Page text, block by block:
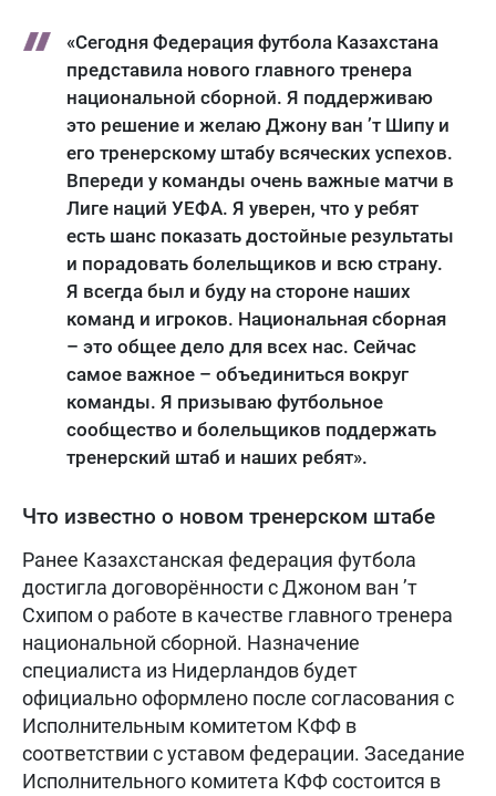
«Сегодня Федерация футбола Казахстана
представила нового главного тренера
национальной сборной. Я поддерживаю
это решение и желаю Джону ван ’т Шипу и
его тренерскому штабу всяческих успехов.
Впереди у команды очень важные матчи в
Лиге наций УЕФА. Я уверен, что у ребят
есть шанс показать достойные результаты
и порадовать болельщиков и всю страну.
Я всегда был и буду на стороне наших
команд и игроков. Национальная сборная
– это общее дело для всех нас. Сейчас
самое важное – объединиться вокруг
команды. Я призываю футбольное
сообщество и болельщиков поддержать
тренерский штаб и наших ребят».
Что известно о новом тренерском штабе
Ранее Казахстанская федерация футбола
достигла договорённости с Джоном ван ’т
Схипом о работе в качестве главного тренера
национальной сборной. Назначение
специалиста из Нидерландов будет
официально оформлено после согласования с
Исполнительным комитетом КФФ в
соответствии с уставом федерации. Заседание
Исполнительного комитета КФФ состоится в